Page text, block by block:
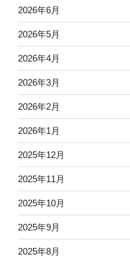
2026年6月
2026年5月
2026年4月
2026年3月
2026年2月
2026年1月
2025年12月
2025年11月
2025年10月
2025年9月
2025年8月